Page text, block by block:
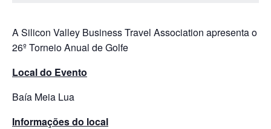
A Silicon Valley Business Travel Association apresenta o
26º Torneio Anual de Golfe
Local do Evento
Baía Meia Lua
Informações do local